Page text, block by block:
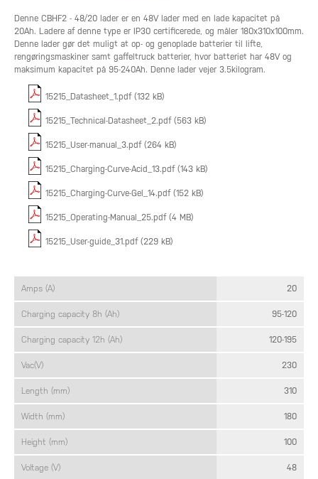
Denne CBHF2 - 48/20 lader er en 48V lader med en lade kapacitet på
20Ah. Ladere af denne type er IP30 certificerede, og måler 180x310x100mm.
Denne lader gør det muligt at op- og genoplade batterier til lifte,
rengøringsmaskiner samt gaffeltruck batterier, hvor batteriet har 48V og
maksimum kapacitet på 95-240Ah. Denne lader vejer 3.5kilogram.
15215_Datasheet_1.pdf (132 kB)
15215_Technical-Datasheet_2.pdf (563 kB)
15215_User-manual_3.pdf (264 kB)
15215_Charging-Curve-Acid_13.pdf (143 kB)
15215_Charging-Curve-Gel_14.pdf (152 kB)
15215_Operating-Manual_25.pdf (4 MB)
15215_User-guide_31.pdf (229 kB)
Amps (A) 20
Charging capacity 8h (Ah) 95-120
Charging capacity 12h (Ah) 120-195
Vac(V) 230
Length (mm) 310
Width (mm) 180
Height (mm) 100
Voltage (V) 48